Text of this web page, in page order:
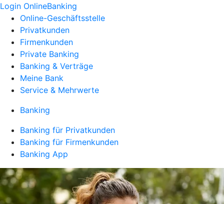
Login OnlineBanking
Online-Geschäftsstelle
Privatkunden
Firmenkunden
Private Banking
Banking & Verträge
Meine Bank
Service & Mehrwerte
Banking
Banking für Privatkunden
Banking für Firmenkunden
Banking App